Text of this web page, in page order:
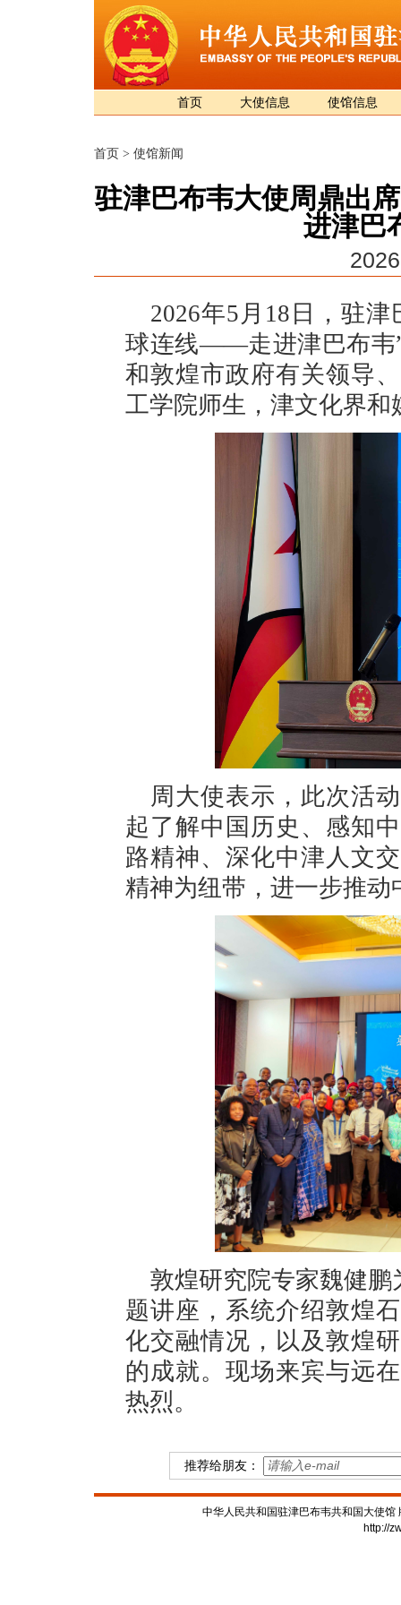
首页 大使信息 使馆信息
首页 > 使馆新闻
驻津巴布韦大使周鼎出
进津巴
2026年5月18日，驻
球连线——走进津巴布韦
和敦煌市政府有关领导
工学院师生，津文化界和
周大使表示，此次活
起了解中国历史、感知
路精神、深化中津人文
精神为纽带，进一步推
敦煌研究院专家魏健鹏
题讲座，系统介绍敦煌
化交融情况，以及敦煌
的成就。现场来宾与远
热烈。
推荐给朋友：
中华人民共和国驻津巴布韦共和国大使
http://